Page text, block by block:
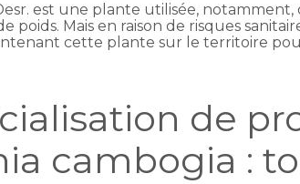
est une plante utilisée,
poids. Mais en raison de risques
cette plante sur le territoire
de
cambogia :